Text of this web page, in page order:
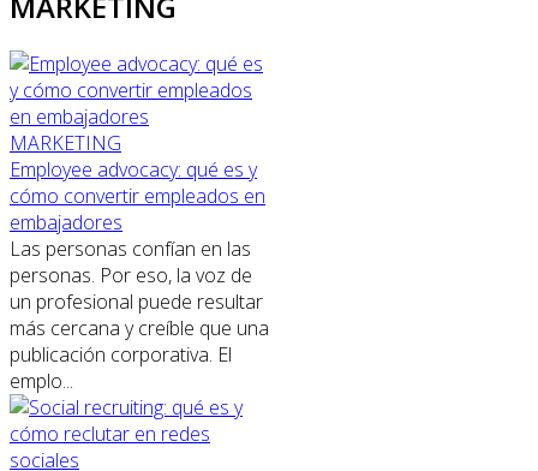
MARKETING
Employee advocacy: qué es y
cómo convertir empleados en
embajadores
Las personas confían en las
personas. Por eso, la voz de
un profesional puede resultar
más cercana y creíble que una
publicación corporativa. El
emplo...